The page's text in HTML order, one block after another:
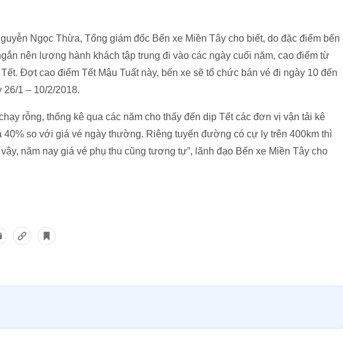
Ngọc Thừa, Tổng giám đốc Bến xe Miền Tây cho biết, do đặc điểm bến
nên lượng hành khách tập trung đi vào các ngày cuối năm, cao điểm từ
Đợt cao điểm Tết Mậu Tuất này, bến xe sẽ tổ chức bán vé đi ngày 10 đến
26/1 – 10/2/2018.
rỗng, thống kê qua các năm cho thấy đến dịp Tết các đơn vị vận tải kê
40% so với giá vé ngày thường. Riêng tuyến đường có cự ly trên 400km thì
năm nay giá vé phụ thu cũng tương tự”, lãnh đạo Bến xe Miền Tây cho